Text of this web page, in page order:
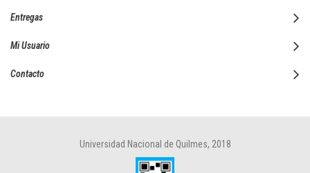
Entregas
Mi Usuario
Contacto
Universidad Nacional de Quilmes, 2018